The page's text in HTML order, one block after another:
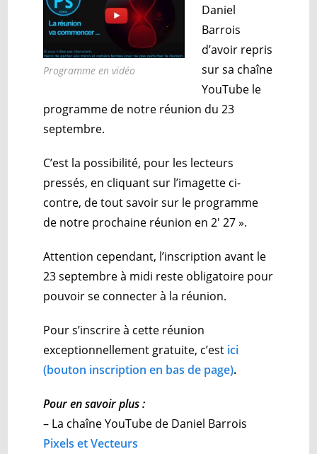
Programme en vidéo
Daniel
Barrois
d’avoir repris
sur sa chaîne
YouTube le
programme de notre réunion du 23
septembre.
C’est la possibilité, pour les lecteurs
pressés, en cliquant sur l’imagette ci-
contre, de tout savoir sur le programme
de notre prochaine réunion en 2′ 27 ».
Attention cependant, l’inscription avant le
23 septembre à midi reste obligatoire pour
pouvoir se connecter à la réunion.
Pour s’inscrire à cette réunion
exceptionnellement gratuite, c’est ici
(bouton inscription en bas de page).
Pour en savoir plus :
– La chaîne YouTube de Daniel Barrois
Pixels et Vecteurs